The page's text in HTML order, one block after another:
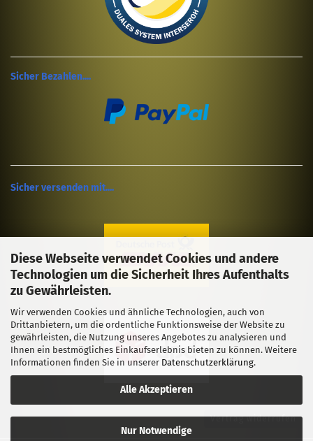
Diese Webseite verwendet Cookies und andere
Technologien um die Sicherheit Ihres Aufenthalts
zu Gewährleisten.
Wir verwenden Cookies und ähnliche Technologien, auch von
Drittanbietern, um die ordentliche Funktionsweise der Website zu
gewährleisten, die Nutzung unseres Angebotes zu analysieren und
Ihnen ein bestmögliches Einkaufserlebnis bieten zu können. Weitere
Informationen finden Sie in unserer Datenschutzerklärung.
Alle Akzeptieren
Nur Notwendige
Sicher Bezahlen....
Sicher versenden mit....
Vertrag widerrufen